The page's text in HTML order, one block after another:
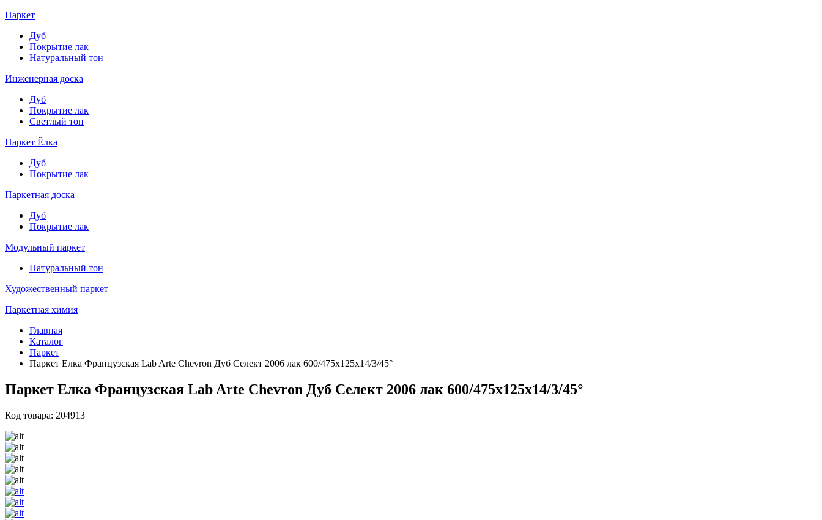
Паркет
Дуб
Покрытие лак
Натуральный тон
Инженерная доска
Дуб
Покрытие лак
Светлый тон
Паркет Ёлка
Дуб
Покрытие лак
Паркетная доска
Дуб
Покрытие лак
Модульный паркет
Натуральный тон
Художественный паркет
Паркетная химия
Главная
Каталог
Паркет
Паркет Елка Французская Lab Arte Chevron Дуб Селект 2006 лак 600/475х125х14/3/45°
Паркет Елка Французская Lab Arte Chevron Дуб Селект 2006 лак 600/475х125х14/3/45°
Код товара: 204913